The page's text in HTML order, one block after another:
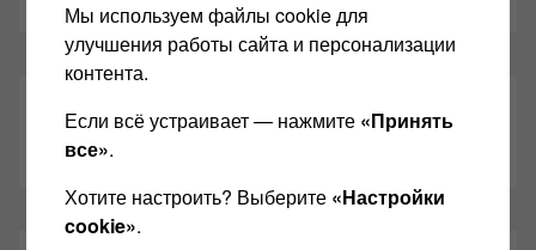
ТАКЖЕ ЧИТАЕМ:
Мы используем файлы cookie для
улучшения работы сайта и персонализации
контента.
Если всё устраивает — нажмите «Принять
все».
Хотите настроить? Выберите «Настройки
cookie».